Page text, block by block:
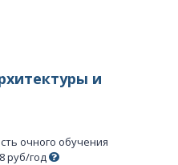
и
очного обучения
руб/год